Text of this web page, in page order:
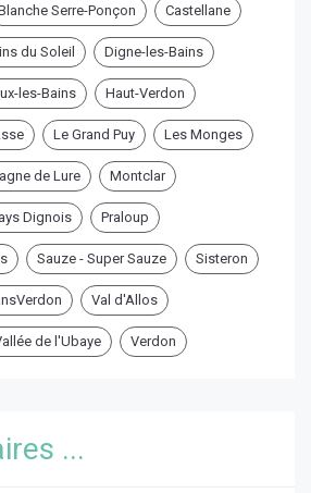
Serre-Ponçon Castellane
du Soleil Digne-les-Bains
les-Bains Haut-Verdon
Le Grand Puy Les Monges
de Lure Montclar
Dignois Praloup
Sauze - Super Sauze Sisteron
Val d'Allos
de l'Ubaye Verdon
...